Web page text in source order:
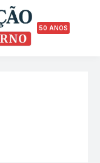
50 ANOS